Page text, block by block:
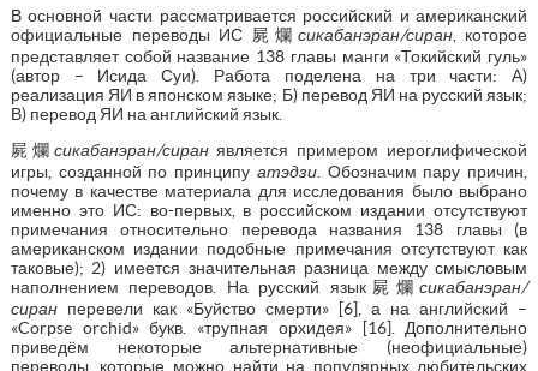
В основной части рассматривается российский и американский
официальные переводы ИС 屍爛 сикабанэран/сиран, которое
представляет собой название 138 главы манги «Токийский гуль»
(автор – Исида Суи). Работа поделена на три части: А)
реализация ЯИ в японском языке; Б) перевод ЯИ на русский язык;
В) перевод ЯИ на английский язык.
屍爛 сикабанэран/сиранявляется примером иероглифической
игры, созданной по принципу атэдзи. Обозначим пару причин,
почему в качестве материала для исследования было выбрано
именно это ИС: во-первых, в российском издании отсутствуют
примечания относительно перевода названия 138 главы (в
американском издании подобные примечания отсутствуют как
таковые); 2) имеется значительная разница между смысловым
наполнением переводов. На русский язык屍爛сикабанэран/
сиранперевели как «Буйство смерти» [6], а на английский –
«Corpse orchid» букв. «трупная орхидея» [16]. Дополнительно
приведём некоторые альтернативные (неофициальные)
переводы, которые можно найти на популярных любительских